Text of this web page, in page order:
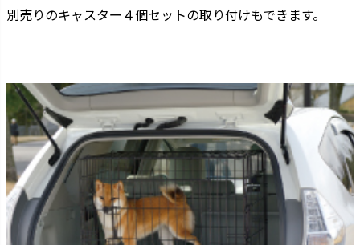
別売りのキャスター４個セットの取り付けもできます。